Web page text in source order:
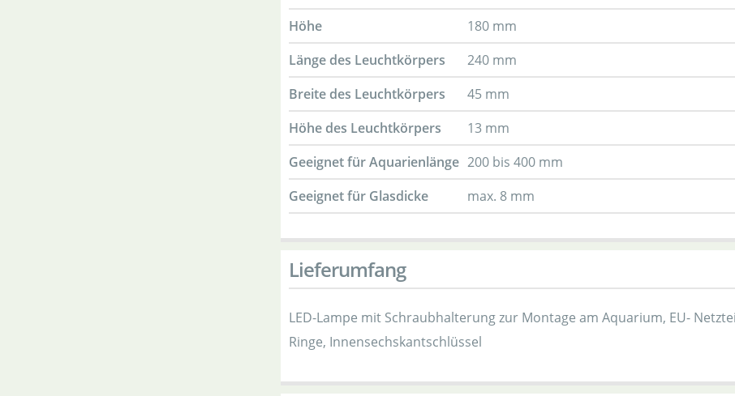
Höhe
180 mm
Länge des Leuchtkörpers
240 mm
Breite des Leuchtkörpers
45 mm
Höhe des Leuchtkörpers
13 mm
Geeignet für Aquarienlänge 200 bis 400 mm
Geeignet für Glasdicke
max. 8 mm
Lieferumfang
LED-Lampe mit Schraubhalterung zur Montage am Aquarium, EU-
Ringe, Innensechskantschlüssel